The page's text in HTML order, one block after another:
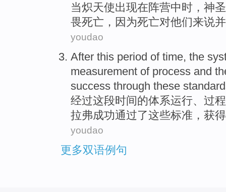
当炽天使出现在阵营中时， 神圣
畏死亡 ， 因为死亡对他们来说
youdao
After this period of time, the
measurement of process and
success through these
经过这段时间的体系运行、 过程
拉弗成功通过了这些标准 ， 获
youdao
更多双语例句